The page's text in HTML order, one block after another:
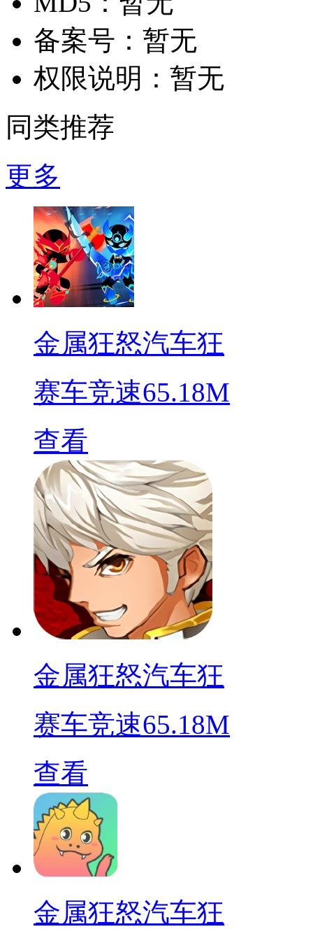
备案号： 暂无
权限说明： 暂无
同类推荐
更多
金属狂怒汽车狂
赛车竞速65.18M
查看
金属狂怒汽车狂
赛车竞速65.18M
查看
金属狂怒汽车狂